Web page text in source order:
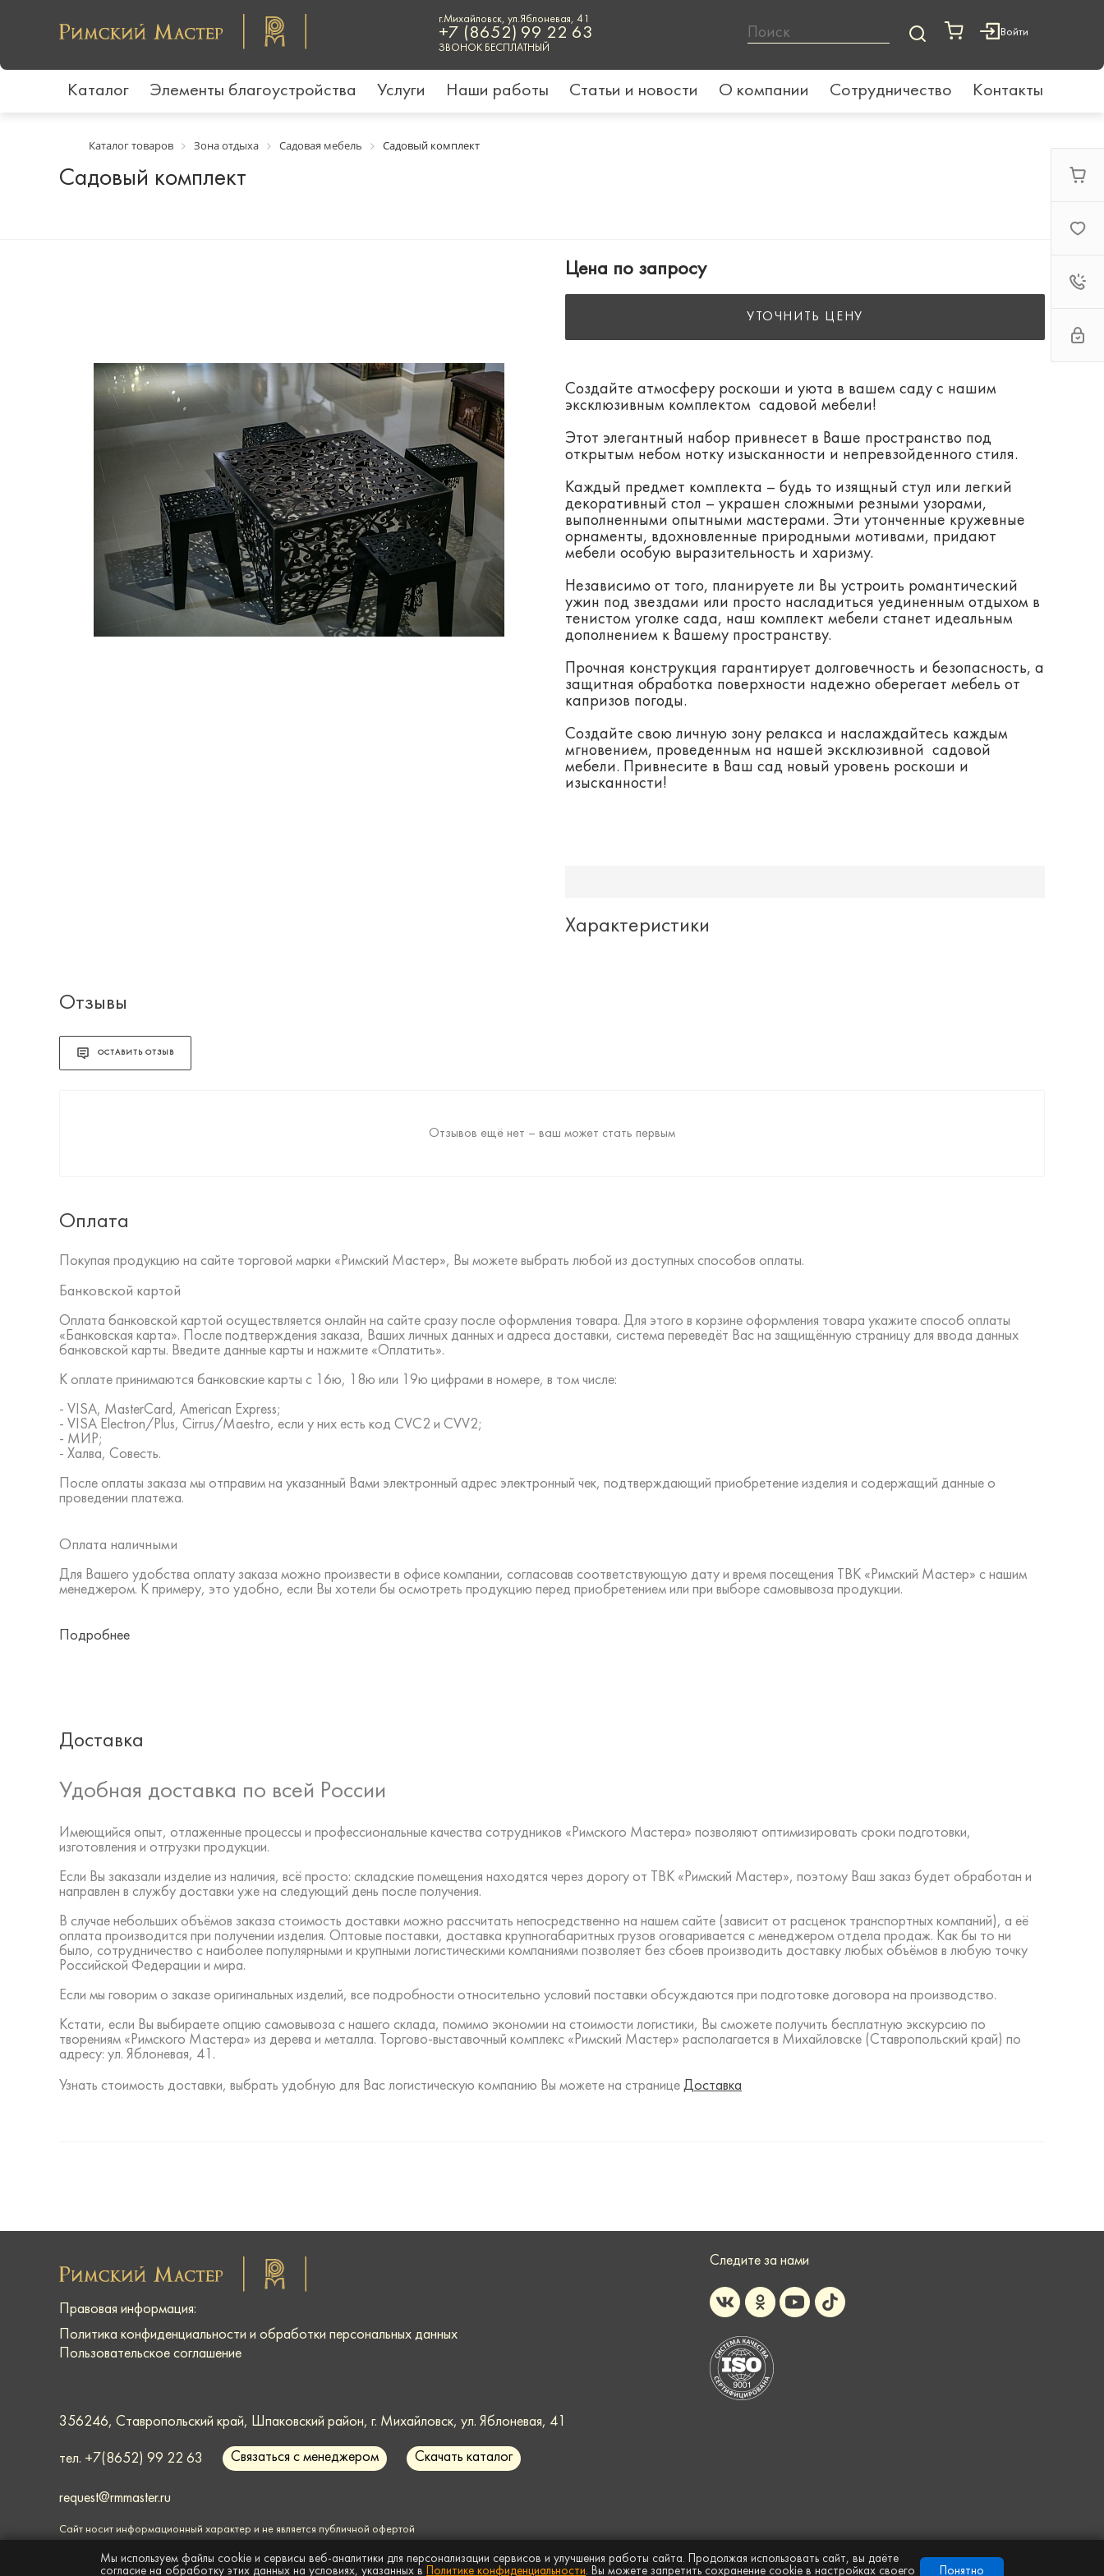
г.Михайловск, ул.Яблоневая, 41
+7 (8652) 99 22 63
ЗВОНОК БЕСПЛАТНЫЙ
Войти
Каталог Элементы благоустройства Услуги Наши работы Статьи и новости О компании Сотрудничество Контакты
Каталог товаров Зона отдыха Садовая мебель Садовый комплект
Садовый комплект
Цена по запросу
УТОЧНИТЬ ЦЕНУ
Создайте атмосферу роскоши и уюта в вашем саду с нашим
эксклюзивным комплектом садовой мебели!
Этот элегантный набор привнесет в Ваше пространство под
открытым небом нотку изысканности и непревзойденного стиля.
Каждый предмет комплекта – будь то изящный стул или легкий
декоративный стол – украшен сложными резными узорами,
выполненными опытными мастерами. Эти утонченные кружевные
орнаменты, вдохновленные природными мотивами, придают
мебели особую выразительность и харизму.
Независимо от того, планируете ли Вы устроить романтический
ужин под звездами или просто насладиться уединенным отдыхом в
тенистом уголке сада, наш комплект мебели станет идеальным
дополнением к Вашему пространству.
Прочная конструкция гарантирует долговечность и безопасность, а
защитная обработка поверхности надежно оберегает мебель от
капризов погоды.
Создайте свою личную зону релакса и наслаждайтесь каждым
мгновением, проведенным на нашей эксклюзивной садовой
мебели. Привнесите в Ваш сад новый уровень роскоши и
изысканности!
Характеристики
Отзывы
ОСТАВИТЬ ОТЗЫВ
Отзывов ещё нет – ваш может стать первым
Оплата
Покупая продукцию на сайте торговой марки «Римский Мастер», Вы можете выбрать любой из доступных способов оплаты.
Банковской картой
Оплата банковской картой осуществляется онлайн на сайте сразу после оформления товара. Для этого в корзине оформления товара укажите способ оплаты
«Банковская карта». После подтверждения заказа, Ваших личных данных и адреса доставки, система переведёт Вас на защищённую страницу для ввода данных
банковской карты. Введите данные карты и нажмите «Оплатить».
К оплате принимаются банковские карты с 16ю, 18ю или 19ю цифрами в номере, в том числе:
- VISA, MasterCard, American Express;
- VISA Electron/Plus, Cirrus/Maestro, если у них есть код CVC2 и CVV2;
- МИР;
- Халва, Совесть.
После оплаты заказа мы отправим на указанный Вами электронный адрес электронный чек, подтверждающий приобретение изделия и содержащий данные о
проведении платежа.
Оплата наличными
Для Вашего удобства оплату заказа можно произвести в офисе компании, согласовав соответствующую дату и время посещения ТВК «Римский Мастер» с нашим
менеджером. К примеру, это удобно, если Вы хотели бы осмотреть продукцию перед приобретением или при выборе самовывоза продукции.
Подробнее
Доставка
Удобная доставка по всей России
Имеющийся опыт, отлаженные процессы и профессиональные качества сотрудников «Римского Мастера» позволяют оптимизировать сроки подготовки,
изготовления и отгрузки продукции.
Если Вы заказали изделие из наличия, всё просто: складские помещения находятся через дорогу от ТВК «Римский Мастер», поэтому Ваш заказ будет обработан и
направлен в службу доставки уже на следующий день после получения.
В случае небольших объёмов заказа стоимость доставки можно рассчитать непосредственно на нашем сайте (зависит от расценок транспортных компаний), а её
оплата производится при получении изделия. Оптовые поставки, доставка крупногабаритных грузов оговаривается с менеджером отдела продаж. Как бы то ни
было, сотрудничество с наиболее популярными и крупными логистическими компаниями позволяет без сбоев производить доставку любых объёмов в любую точку
Российской Федерации и мира.
Если мы говорим о заказе оригинальных изделий, все подробности относительно условий поставки обсуждаются при подготовке договора на производство.
Кстати, если Вы выбираете опцию самовывоза с нашего склада, помимо экономии на стоимости логистики, Вы сможете получить бесплатную экскурсию по
творениям «Римского Мастера» из дерева и металла. Торгово-выставочный комплекс «Римский Мастер» располагается в Михайловске (Ставропольский край) по
адресу: ул. Яблоневая, 41.
Узнать стоимость доставки, выбрать удобную для Вас логистическую компанию Вы можете на странице Доставка
Правовая информация:
Политика конфиденциальности и обработки персональных данных
Пользовательское соглашение
356246, Ставропольский край, Шпаковский район, г. Михайловск, ул. Яблоневая, 41
тел. +7(8652) 99 22 63 Связаться с менеджером Скачать каталог
request@rmmaster.ru
Сайт носит информационный характер и не является публичной офертой
Следите за нами
Мы используем файлы cookie и сервисы веб-аналитики для персонализации сервисов и улучшения работы сайта. Продолжая использовать сайт, вы даёте
согласие на обработку этих данных на условиях, указанных в Политике конфиденциальности. Вы можете запретить сохранение cookie в настройках своего Понятно